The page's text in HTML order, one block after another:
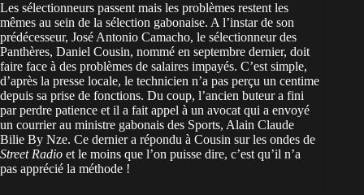
Les sélectionneurs passent mais les problèmes restent les
mêmes au sein de la sélection gabonaise. A l’instar de son
prédécesseur, José Antonio Camacho, le sélectionneur des
Panthères, Daniel Cousin, nommé en septembre dernier, doit
faire face à des problèmes de salaires impayés. C’est simple,
d’après la presse locale, le technicien n’a pas perçu un centime
depuis sa prise de fonctions. Du coup, l’ancien buteur a fini
par perdre patience et il a fait appel à un avocat qui a envoyé
un courrier au ministre gabonais des Sports, Alain Claude
Bilie By Nze. Ce dernier a répondu à Cousin sur les ondes de
Street Radio et le moins que l’on puisse dire, c’est qu’il n’a
pas apprécié la méthode !